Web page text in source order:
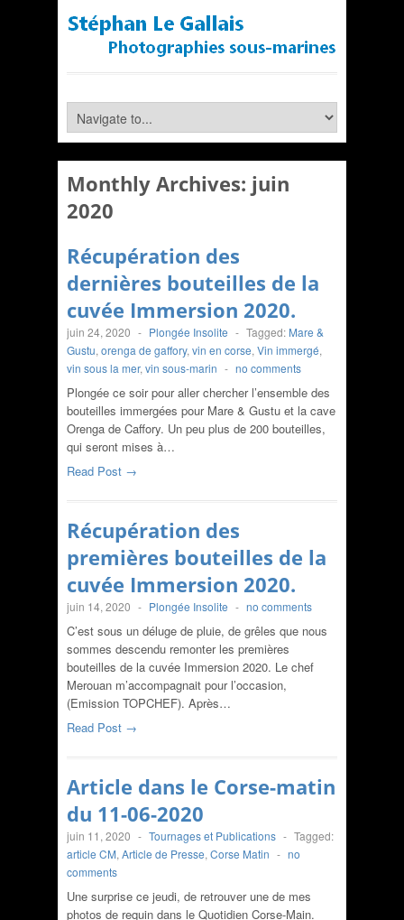
Monthly Archives: juin
2020
Récupération des
dernières bouteilles de la
cuvée Immersion 2020.
juin 24, 2020 - Plongée Insolite - Tagged: Mare &
Gustu, orenga de gaffory, vin en corse, Vin immergé,
vin sous la mer, vin sous-marin - no comments
Plongée ce soir pour aller chercher l’ensemble des
bouteilles immergées pour Mare & Gustu et la cave
Orenga de Caffory. Un peu plus de 200 bouteilles,
qui seront mises à…
Read Post →
Récupération des
premières bouteilles de la
cuvée Immersion 2020.
juin 14, 2020 - Plongée Insolite - no comments
C’est sous un déluge de pluie, de grêles que nous
sommes descendu remonter les premières
bouteilles de la cuvée Immersion 2020. Le chef
Merouan m’accompagnait pour l’occasion,
(Emission TOPCHEF). Après…
Read Post →
Article dans le Corse-matin
du 11-06-2020
juin 11, 2020 - Tournages et Publications - Tagged:
article CM, Article de Presse, Corse Matin - no
comments
Une surprise ce jeudi, de retrouver une de mes
photos de requin dans le Quotidien Corse-Main.